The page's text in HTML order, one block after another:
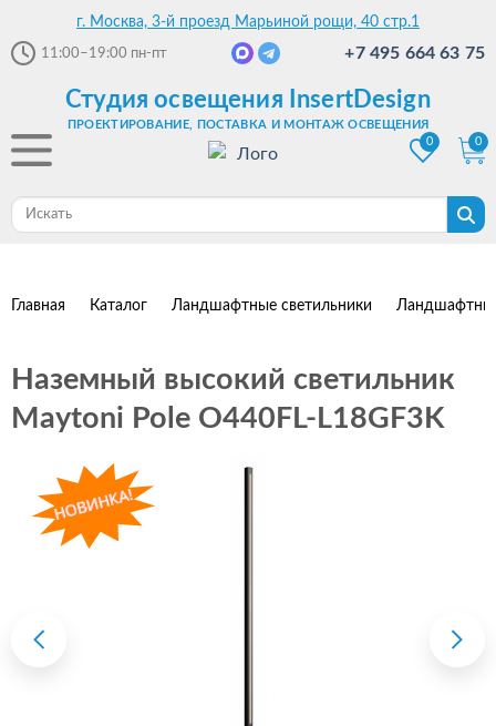
г. Москва, 3-й проезд Марьиной рощи, 40 стр.1
11:00–19:00 пн-пт +7 495 664 63 75
Студия освещения InsertDesign
ПРОЕКТИРОВАНИЕ, ПОСТАВКА И МОНТАЖ ОСВЕЩЕНИЯ
0
0
Главная Каталог Ландшафтные светильники
Наземный высокий светильник
Maytoni Pole O440FL-L18GF3K